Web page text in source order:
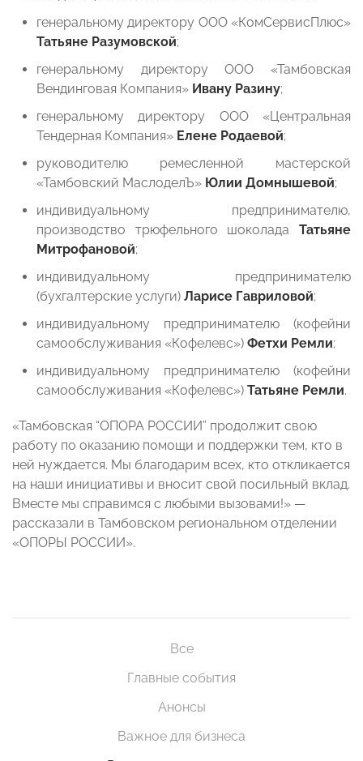
генеральному директору ООО «КомСервисПлюс»
Татьяне Разумовской;
генеральному директору ООО «Тамбовская
Вендинговая Компания» Ивану Разину;
генеральному директору ООО «Центральная
Тендерная Компания» Елене Родаевой;
руководителю ремесленной мастерской
«Тамбовский МаслоделЪ» Юлии Домнышевой;
индивидуальному предпринимателю,
производство трюфельного шоколада Татьяне
Митрофановой;
индивидуальному предпринимателю
(бухгалтерские услуги) Ларисе Гавриловой;
индивидуальному предпринимателю (кофейни
самообслуживания «Кофелевс») Фетхи Ремли;
индивидуальному предпринимателю (кофейни
самообслуживания «Кофелевс») Татьяне Ремли.
«Тамбовская “ОПОРА РОССИИ” продолжит свою
работу по оказанию помощи и поддержки тем, кто в
ней нуждается. Мы благодарим всех, кто откликается
на наши инициативы и вносит свой посильный вклад.
Вместе мы справимся с любыми вызовами!» —
рассказали в Тамбовском региональном отделении
«ОПОРЫ РОССИИ».
Все
Главные события
Анонсы
Важное для бизнеса